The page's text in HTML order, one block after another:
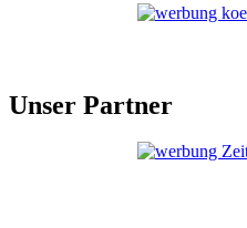
Unser Partner